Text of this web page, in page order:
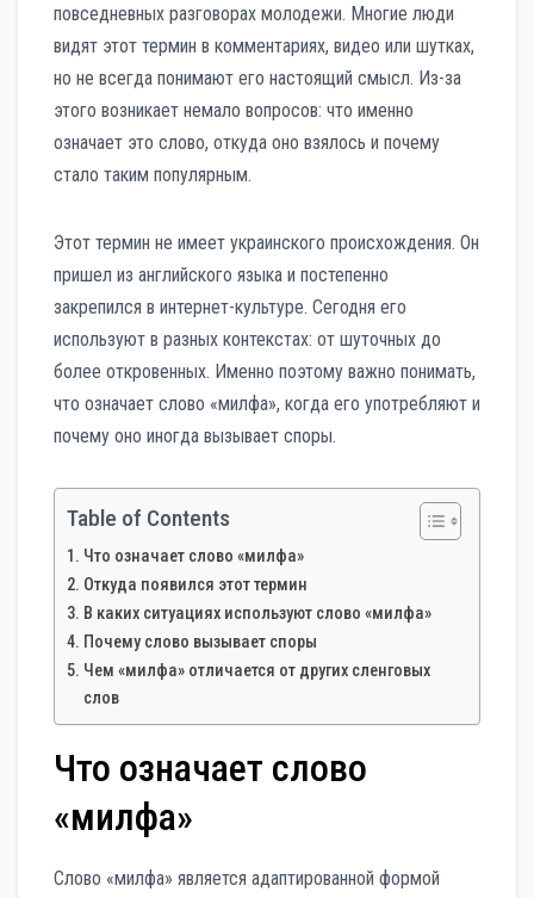
повседневных разговорах молодежи. Многие люди
видят этот термин в комментариях, видео или шутках,
но не всегда понимают его настоящий смысл. Из-за
этого возникает немало вопросов: что именно
означает это слово, откуда оно взялось и почему
стало таким популярным.
Этот термин не имеет украинского происхождения. Он
пришел из английского языка и постепенно
закрепился в интернет-культуре. Сегодня его
используют в разных контекстах: от шуточных до
более откровенных. Именно поэтому важно понимать,
что означает слово «милфа», когда его употребляют и
почему оно иногда вызывает споры.
Table of Contents
Что означает слово «милфа»
Откуда появился этот термин
В каких ситуациях используют слово «милфа»
Почему слово вызывает споры
Чем «милфа» отличается от других сленговых
слов
Что означает слово
«милфа»
Слово «милфа» является адаптированной формой